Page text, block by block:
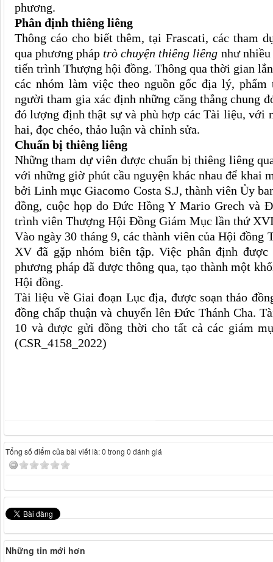
phương.
Phân định thiêng liêng
Thông cáo cho biết thêm, tại Frascati, các tham
qua phương pháp trò chuyện thiêng liêng như
tiến trình Thượng hội đồng. Thông qua thời gian
các nhóm làm việc theo nguồn gốc địa lý,
người tham gia xác định những căng thẳng chung
đó lượng định thật sự và phù hợp các Tài liệu, với
hai, đọc chéo, thảo luận và chỉnh sửa.
Chuẩn bị thiêng liêng
Những tham dự viên được chuẩn bị thiêng liêng
với những giờ phút cầu nguyện khác nhau để
bởi Linh mục Giacomo Costa S.J, thành viên Ủy
đồng, cuộc họp do Đức Hồng Y Mario Grech và
trình viên Thượng Hội Đồng Giám Mục lần thứ
Vào ngày 30 tháng 9, các thành viên của Hội
XV đã gặp nhóm biên tập. Việc phân định
phương pháp đã được thông qua, tạo thành một
Hội đồng.
Tài liệu về Giai đoạn Lục địa, được soạn thảo
đồng chấp thuận và chuyển lên Đức Thánh Cha.
10 và được gửi đồng thời cho tất cả các giám
(CSR_4158_2022)
Tổng số điểm của bài viết là: 0 trong 0 đánh giá
Những tin mới hơn